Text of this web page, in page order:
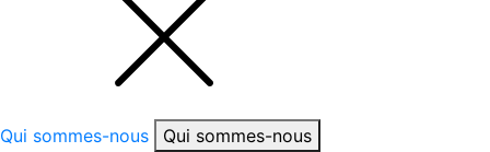
Qui sommes-nous
Qui sommes-nous